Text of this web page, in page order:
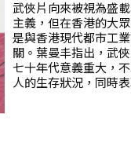
武俠片向來被視為盛
主義，但在香港的大
是與香港現代都市工
關。葉曼丰指出，武
七十年代意義重大，
人的生存狀況，同時